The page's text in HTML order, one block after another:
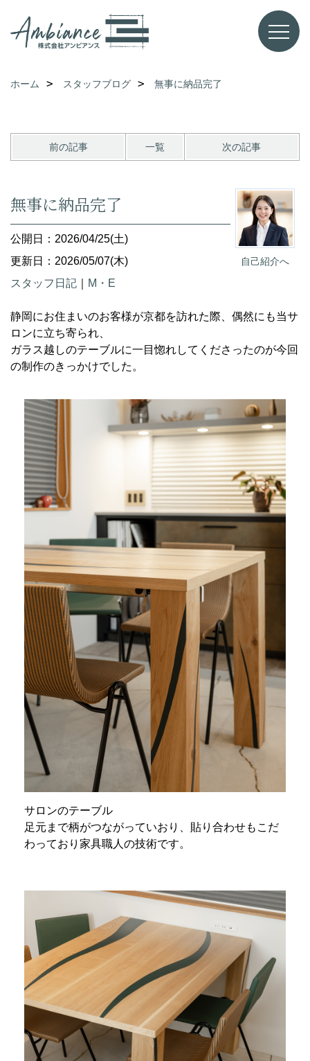
ホーム スタッフブログ 無事に納品完了
前の記事 一覧 次の記事
自己紹介へ
無事に納品完了
公開日：2026/04/25(土)
更新日：2026/05/07(木)
スタッフ日記
M・E
静岡にお住まいのお客様が京都を訪れた際、偶然にも当サ
ロンに立ち寄られ、
ガラス越しのテーブルに一目惚れしてくださったのが今回
の制作のきっかけでした。
サロンのテーブル
足元まで柄がつながっていおり、貼り合わせもこだ
わっており家具職人の技術です。